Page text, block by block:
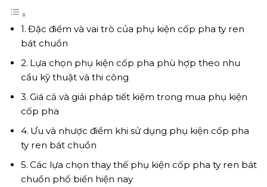
Đặc điểm và vai trò của phụ kiện cốp pha ty ren
bát chuồn
Lựa chọn phụ kiện cốp pha phù hợp theo nhu
cầu kỹ thuật và thi công
Giá cả và giải pháp tiết kiệm trong mua phụ kiện
cốp pha
Ưu và nhược điểm khi sử dụng phụ kiện cốp pha
ty ren bát chuồn
Các lựa chọn thay thế phụ kiện cốp pha ty ren bát
chuồn phổ biến hiện nay